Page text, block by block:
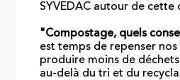
SYVEDAC autour de cette
"Compostage, quels
est temps de repenser
produire moins de
au-delà du tri et du